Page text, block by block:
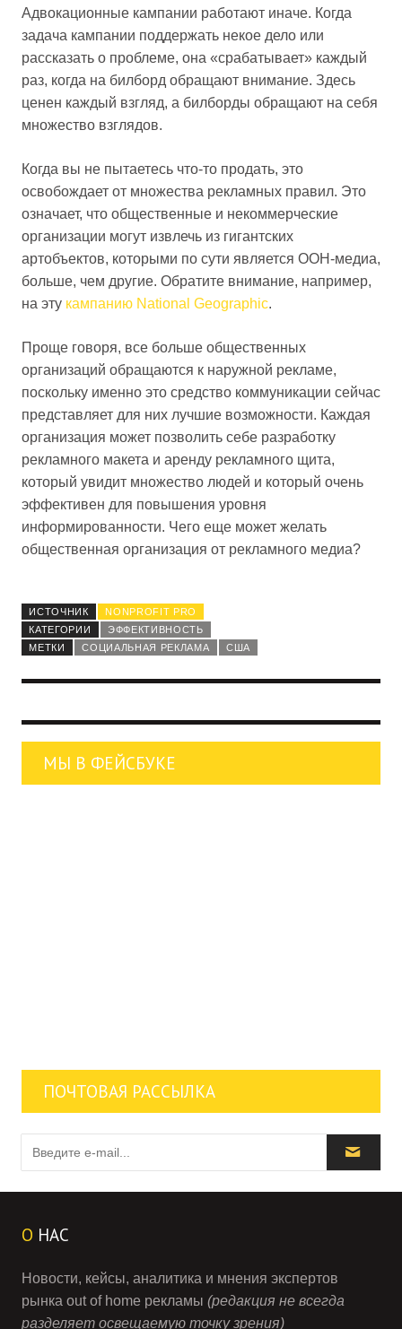
Адвокационные кампании работают иначе. Когда
задача кампании поддержать некое дело или
рассказать о проблеме, она «срабатывает» каждый
раз, когда на билборд обращают внимание. Здесь
ценен каждый взгляд, а билборды обращают на себя
множество взглядов.
Когда вы не пытаетесь что-то продать, это
освобождает от множества рекламных правил. Это
означает, что общественные и некоммерческие
организации могут извлечь из гигантских
артобъектов, которыми по сути является OOH-медиа,
больше, чем другие. Обратите внимание, например,
на эту кампанию National Geographic.
Проще говоря, все больше общественных
организаций обращаются к наружной рекламе,
поскольку именно это средство коммуникации сейчас
представляет для них лучшие возможности. Каждая
организация может позволить себе разработку
рекламного макета и аренду рекламного щита,
который увидит множество людей и который очень
эффективен для повышения уровня
информированности. Чего еще может желать
общественная организация от рекламного медиа?
ИСТОЧНИК
NONPROFIT PRO
КАТЕГОРИИ
ЭФФЕКТИВНОСТЬ
МЕТКИ
СОЦИАЛЬНАЯ РЕКЛАМА США
МЫ В ФЕЙСБУКЕ
ПОЧТОВАЯ РАССЫЛКА
О НАС
Новости, кейсы, аналитика и мнения экспертов
рынка out of home рекламы (редакция не всегда
разделяет освещаемую точку зрения)